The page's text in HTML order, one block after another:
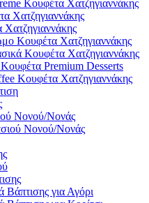
Κουφέτα Χατζηγιαννάκης
Χατζηγιαννάκης
Κουφέτα Χατζηγιαννάκης
Κουφέτα Χατζηγιαννάκης
Κουφέτα Premium Desserts
Κουφέτα Χατζηγιαννάκης
Νονού/Νονάς
Νονού/Νονάς
Βάπτισης για Αγόρι